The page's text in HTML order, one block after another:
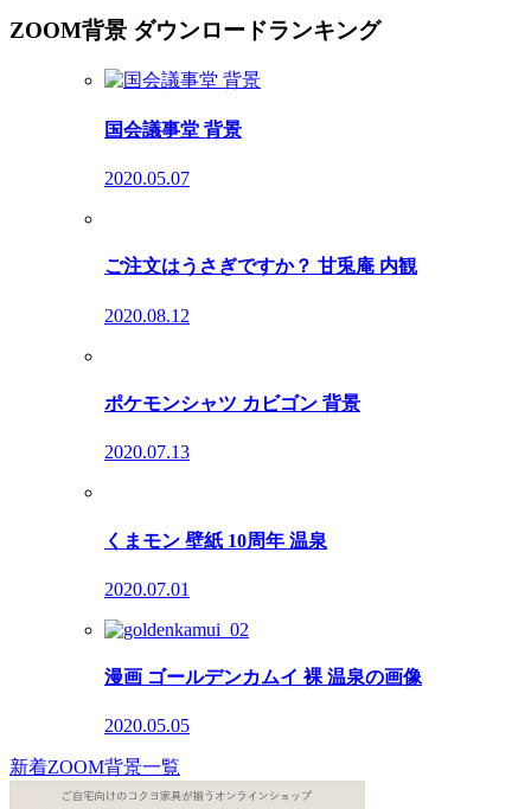
ZOOM背景 ダウンロードランキング
国会議事堂 背景
2020.05.07
ご注文はうさぎですか？ 甘兎庵 内観
2020.08.12
ポケモンシャツ カビゴン 背景
2020.07.13
くまモン 壁紙 10周年 温泉
2020.07.01
漫画 ゴールデンカムイ 裸 温泉の画像
2020.05.05
新着ZOOM背景一覧